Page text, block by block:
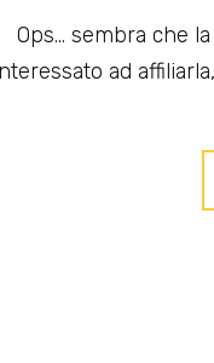
Ops... sembra che
ad